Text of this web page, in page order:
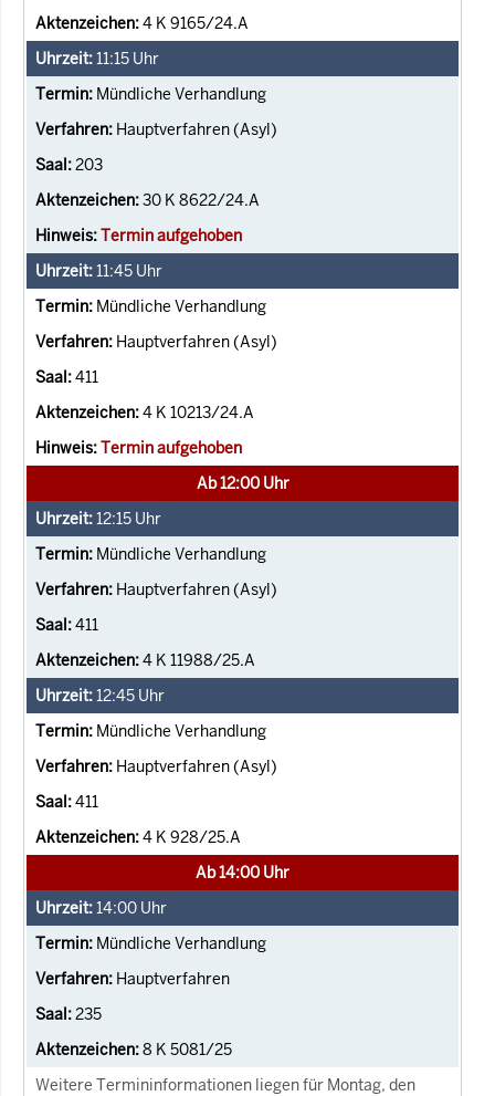
4 K 9165/24.A
11:15 Uhr
Mündliche Verhandlung
Hauptverfahren (Asyl)
203
30 K 8622/24.A
Termin aufgehoben
11:45 Uhr
Mündliche Verhandlung
Hauptverfahren (Asyl)
411
4 K 10213/24.A
Termin aufgehoben
Ab 12:00 Uhr
12:15 Uhr
Mündliche Verhandlung
Hauptverfahren (Asyl)
411
4 K 11988/25.A
12:45 Uhr
Mündliche Verhandlung
Hauptverfahren (Asyl)
411
4 K 928/25.A
Ab 14:00 Uhr
14:00 Uhr
Mündliche Verhandlung
Hauptverfahren
235
8 K 5081/25
Weitere Termininformationen liegen für Montag, den